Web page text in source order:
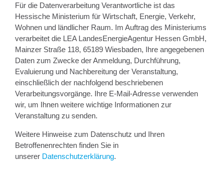
Für die Datenverarbeitung Verantwortliche ist das
Hessische Ministerium für Wirtschaft, Energie, Verkehr,
Wohnen und ländlicher Raum. Im Auftrag des Ministeriums
verarbeitet die LEA LandesEnergieAgentur Hessen GmbH,
Mainzer Straße 118, 65189 Wiesbaden, Ihre angegebenen
Daten zum Zwecke der Anmeldung, Durchführung,
Evaluierung und Nachbereitung der Veranstaltung,
einschließlich der nachfolgend beschriebenen
Verarbeitungsvorgänge. Ihre E-Mail-Adresse verwenden
wir, um Ihnen weitere wichtige Informationen zur
Veranstaltung zu senden.
Weitere Hinweise zum Datenschutz und Ihren
Betroffenenrechten finden Sie in
unserer Datenschutzerklärung.